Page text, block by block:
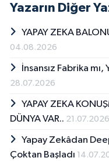
Yazarın Diğer
YAPAY ZEKA
04.08.2026
İnsansız Fabrika
28.07.2026
YAPAY ZEKA
DÜNYA VAR.. 21.07.2026
Yapay Zekâdan
Çoktan Başladı